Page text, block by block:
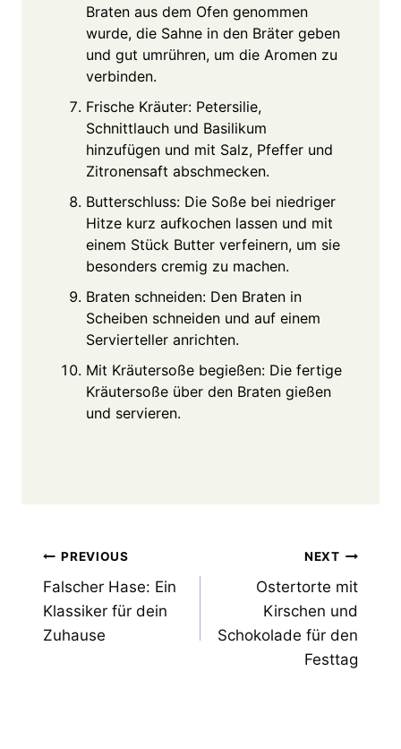
Braten aus dem Ofen genommen
wurde, die Sahne in den Bräter geben
und gut umrühren, um die Aromen zu
verbinden.
Frische Kräuter: Petersilie,
Schnittlauch und Basilikum
hinzufügen und mit Salz, Pfeffer und
Zitronensaft abschmecken.
Butterschluss: Die Soße bei niedriger
Hitze kurz aufkochen lassen und mit
einem Stück Butter verfeinern, um sie
besonders cremig zu machen.
Braten schneiden: Den Braten in
Scheiben schneiden und auf einem
Servierteller anrichten.
Mit Kräutersoße begießen: Die fertige
Kräutersoße über den Braten gießen
und servieren.
Post
navigation
PREVIOUS
Falscher Hase: Ein
Klassiker für dein
Zuhause
NEXT
Ostertorte mit
Kirschen und
Schokolade für den
Festtag